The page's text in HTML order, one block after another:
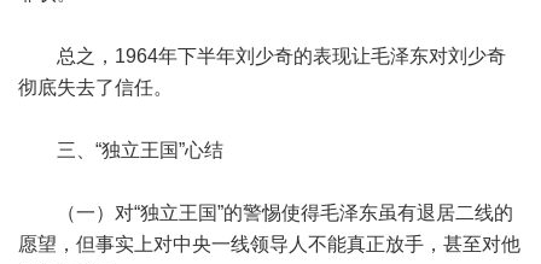
总之，1964年下半年刘少奇的表现让毛泽东对刘少奇
彻底失去了信任。
三、“独立王国”心结
（一）对“独立王国”的警惕使得毛泽东虽有退居二线的
愿望，但事实上对中央一线领导人不能真正放手，甚至对他